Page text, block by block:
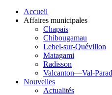
Accueil
Affaires municipales
Chapais
Chibougamau
Lebel-sur-Quévillon
Matagami
Radisson
Valcanton—Val-
Nouvelles
Actualités